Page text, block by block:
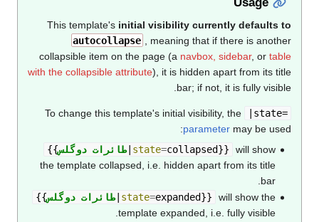
This template's initial visibility currently defaults to
autocollapse
, meaning that if there is another
collapsible item on the page (a navbox, sidebar, or table
with the collapsible attribute), it is hidden apart from its title
bar; if not, it is fully visible.
To change this template's initial visibility, the
|state=
parameter may be used:
{{طائرات دوگلس| state=collapsed}}
will show
the template collapsed, i.e. hidden apart from its title
bar.
{{طائرات دوگلس| state=expanded}}
will show the
template expanded, i.e. fully visible.